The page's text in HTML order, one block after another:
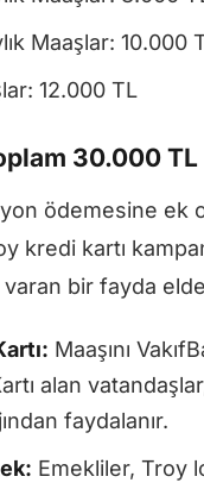
Maaşlar: 10.000
12.000 TL
30.000 TL
ödemesine ek
kredi kartı
bir fayda
Maaşını
alan
faydalanır.
Emekliler, Troy